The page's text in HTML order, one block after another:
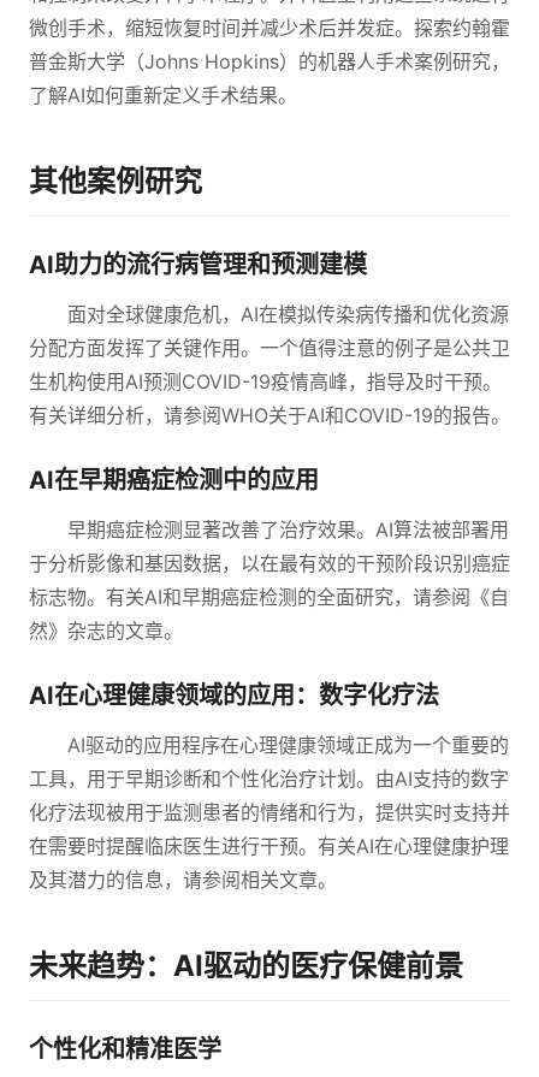
微创手术，缩短恢复时间并减少术后并发症。探索约翰霍
普金斯大学（Johns Hopkins）的机器人手术案例研究，
了解AI如何重新定义手术结果。
其他案例研究
AI助力的流行病管理和预测建模
面对全球健康危机，AI在模拟传染病传播和优化资源
分配方面发挥了关键作用。一个值得注意的例子是公共卫
生机构使用AI预测COVID-19疫情高峰，指导及时干预。
有关详细分析，请参阅WHO关于AI和COVID-19的报告。
AI在早期癌症检测中的应用
早期癌症检测显著改善了治疗效果。AI算法被部署用
于分析影像和基因数据，以在最有效的干预阶段识别癌症
标志物。有关AI和早期癌症检测的全面研究，请参阅《自
然》杂志的文章。
AI在心理健康领域的应用：数字化疗法
AI驱动的应用程序在心理健康领域正成为一个重要的
工具，用于早期诊断和个性化治疗计划。由AI支持的数字
化疗法现被用于监测患者的情绪和行为，提供实时支持并
在需要时提醒临床医生进行干预。有关AI在心理健康护理
及其潜力的信息，请参阅相关文章。
未来趋势：AI驱动的医疗保健前景
个性化和精准医学